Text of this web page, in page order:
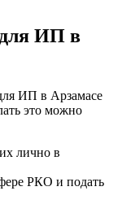
ИП в
ИП в Арзамасе
это можно
лично в
РКО и подать